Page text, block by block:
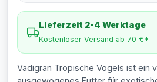
Lieferzeit 2-4 Werktage
Kostenloser Versand ab 70 €*
Vadigran Tropische Vogels ist ein